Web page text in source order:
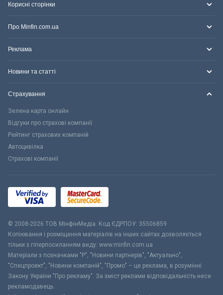
Корисні сторінки
Про Minfin.com.ua
Реклама
Новини та статті
Страхування
Зелена карта онлайн
Відгуки про страхові компанії
Рейтинг страхових компаній
Автоцивілка
Страхові компанії
© 2008-2026 ТОВ МiнфiнМедiа. Код ЄДРПОУ: 35506859
Копіювання і розміщення матеріалів на інших сайтах дозволяється
тільки з гіперпосиланням виду: www.minfin.com.ua
Матеріали з позначками "Р", "Новини партнерів", "Актуально",
"Спецпроект", "Новини компаній", "Промо" – це реклама, в розумінні
Закону України "Про рекламу". За зміст реклами відповідальність несе
рекламодавець.